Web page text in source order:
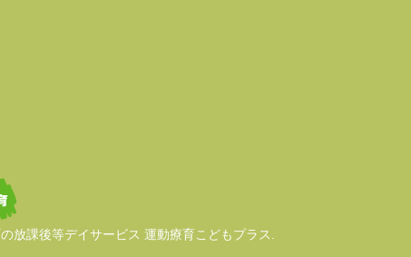
放課後等デイサービス 運動療育こどもプラス.